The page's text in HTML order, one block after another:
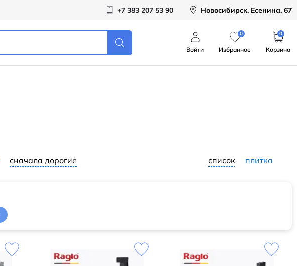
+7 383 207 53 90 Новосибирск, Есенина, 67
Войти
0
Избранное
0
Корзина
сначала дорогие список плитка